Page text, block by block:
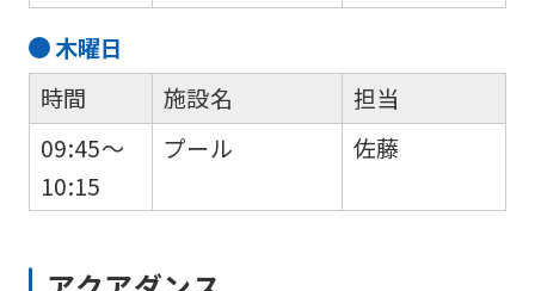
木曜日
時間
09:45～
10:15
施設名
プール
担当
佐藤
translation
differ